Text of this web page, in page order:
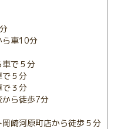
ら車10分
車で５分
で５分
で３分
から徒歩7分
崎河原町店から徒歩５分